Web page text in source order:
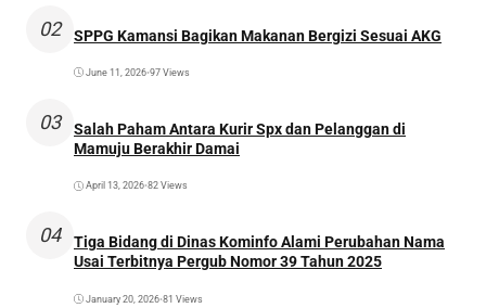
02 SPPG Kamansi Bagikan Makanan Bergizi Sesuai AKG
June 11, 2026•97 Views
03
Salah Paham Antara Kurir Spx dan Pelanggan di
Mamuju Berakhir Damai
April 13, 2026•82 Views
04
Tiga Bidang di Dinas Kominfo Alami Perubahan Nama
Usai Terbitnya Pergub Nomor 39 Tahun 2025
January 20, 2026•81 Views